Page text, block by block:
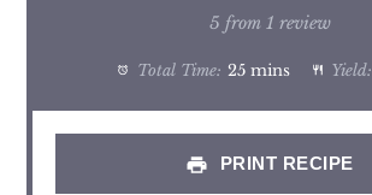
Stars
Stars
Stars
Star
5 from 1 review
Total Time: 25 mins Yield:
PRINT RECIPE